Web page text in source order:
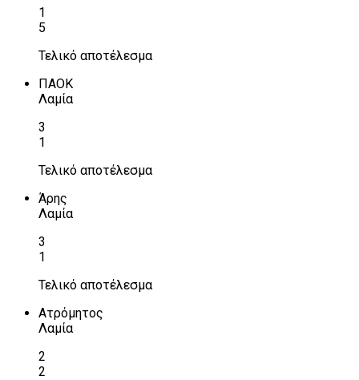
1
5
Τελικό αποτέλεσμα
ΠΑΟΚ
Λαμία
3
1
Τελικό αποτέλεσμα
Άρης
Λαμία
3
1
Τελικό αποτέλεσμα
Ατρόμητος
Λαμία
2
2